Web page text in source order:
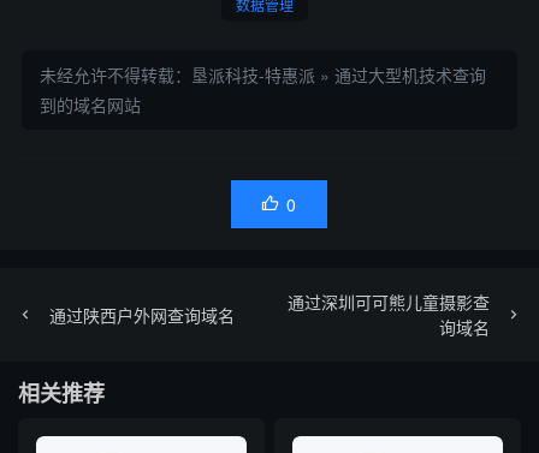
数据管理
未经允许不得转载： 垦派科技-特惠派 » 通过大型机技术查询
到的域名网站
 0
通过陕西户外网查询域名
通过深圳可可熊儿童摄影查
询域名
相关推荐